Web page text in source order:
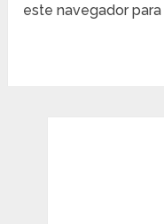
este navegador